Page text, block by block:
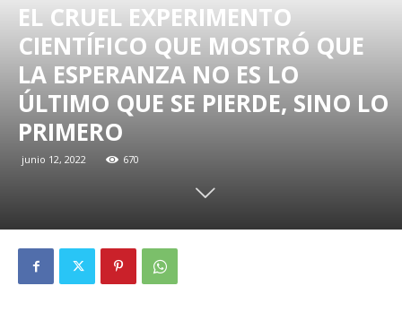
EL CRUEL EXPERIMENTO
CIENTÍFICO QUE MOSTRÓ QUE
LA ESPERANZA NO ES LO
ÚLTIMO QUE SE PIERDE, SINO LO
PRIMERO
junio 12, 2022 670